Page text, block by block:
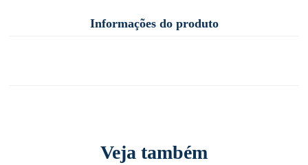
Informações do produto
Veja também